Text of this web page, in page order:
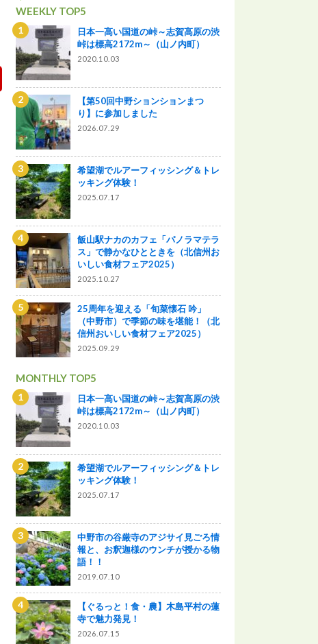
WEEKLY TOP5
日本一高い国道の峠～志賀高原の渋
峠は標高2172m～（山ノ内町）
2020.10.03
【第50回中野ションションまつ
り】に参加しました
2026.07.29
希望湖でルアーフィッシング＆トレ
ッキング体験！
2025.07.17
飯山駅ナカのカフェ「パノラマテラ
ス」で静かなひとときを（北信州お
いしい食材フェア2025）
2025.10.27
25周年を迎える「旬菜懐石 吟」
（中野市）で季節の味を堪能！（北
信州おいしい食材フェア2025）
2025.09.29
MONTHLY TOP5
日本一高い国道の峠～志賀高原の渋
峠は標高2172m～（山ノ内町）
2020.10.03
希望湖でルアーフィッシング＆トレ
ッキング体験！
2025.07.17
中野市の谷厳寺のアジサイ見ごろ情
報と、お釈迦様のウンチが授かる物
語！！
2019.07.10
【ぐるっと！食・農】木島平村の蓮
寺で魅力発見！
2026.07.15